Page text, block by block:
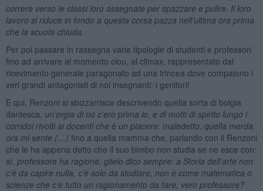
correre verso le classi loro assegnate per spazzare e pulire. Il loro
lavoro si riduce in fondo a questa corsa pazza nell’ultima ora prima
che la scuola chiuda.
Per poi passare in rassegna varie tipologie di studenti e professori
fino ad arrivare al momento clou, al cllmax, rappresentato dal
ricevimento generale paragonato ad una trincea dove compaiono i
veri grandi antagonisti di noi insegnanti: i genitori!
E qui, Renzoni si sbizzarrisce descrivendo quella sorta di bolgia
dantesca, un’orgia di no c’ero prima io, e di motti di spirito lungo i
corridoi rivolti ai docenti che è un piacere: maledetto, quella merda,
ora mi sente (…) fino a quella mamma che, parlando con il Renzoni
che le ha appena detto che il suo bimbo non studia se ne esce con:
sì, professore ha ragione, glielo dico sempre: a Storia dell’arte non
c’è da capire nulla, c’è solo da studiare, non è come matematica o
scienze che c’è tutto un ragionamento da fare, vero professore?